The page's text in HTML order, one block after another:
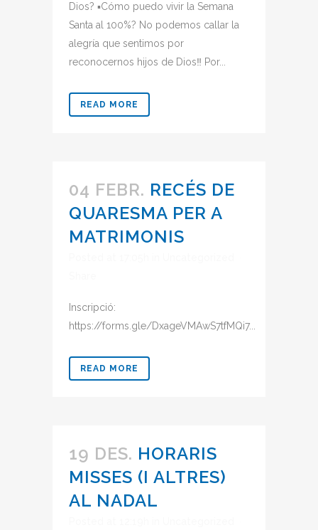
Dios? ▪Cómo puedo vivir la Semana
Santa al 100%? No podemos callar la
alegría que sentimos por
reconocernos hijos de Dios‼ Por...
READ MORE
04 FEBR. RECÉS DE
QUARESMA PER A
MATRIMONIS
Inscripció:
https://forms.gle/DxageVMAwS7tfMQi7...
READ MORE
19 DES. HORARIS
MISSES (I ALTRES)
AL NADAL